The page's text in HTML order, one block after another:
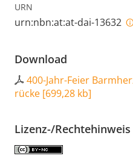
URN
urn:nbn:at:at-dai-13632
Download
400-Jahr-Feier
rücke [699,28 kb]
Lizenz-/Rechtehinweis